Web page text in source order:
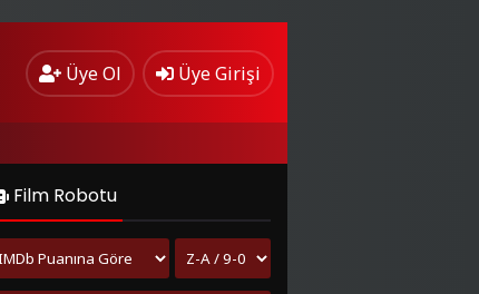
Üye Ol Üye Girişi
Film Robotu